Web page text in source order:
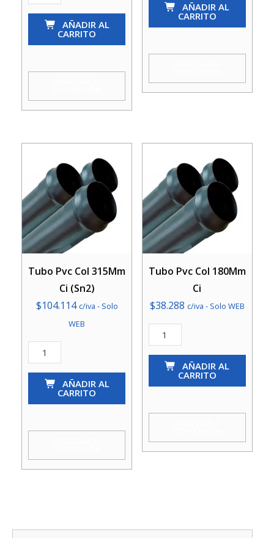
Pvc
(Sn2)
AÑADIR AL
CARRITO
COL
(SN8)
AÑADIR AL
CARRITO
Tubo Pvc Col 315Mm
Ci (Sn2)
$104.114 c/iva - Solo
WEB
Tubo
Pvc
315Mm
(Sn2)
AÑADIR AL
CARRITO
Tubo Pvc Col 180Mm
Ci
$38.288 c/iva - Solo WEB
Tubo
Pvc
180Mm
cantidad
AÑADIR AL
CARRITO